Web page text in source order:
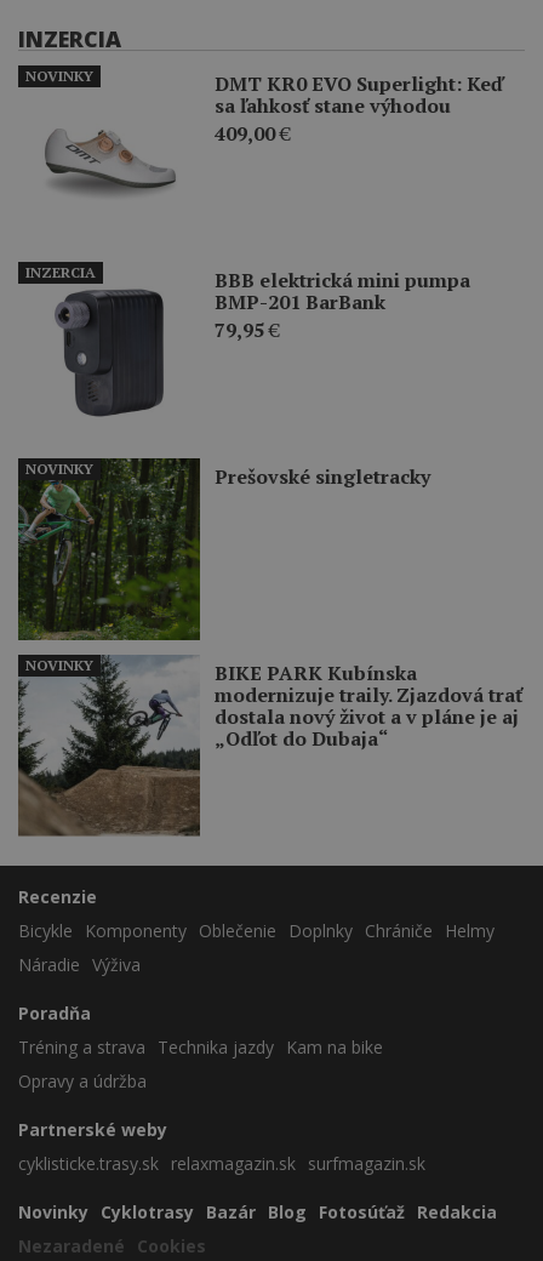
INZERCIA
DMT KR0 EVO Superlight: Keď
sa ľahkosť stane výhodou
409,00€
NOVINKY
BBB elektrická mini pumpa
BMP-201 BarBank
79,95€
INZERCIA
Prešovské singletracky
NOVINKY
BIKE PARK Kubínska
modernizuje traily. Zjazdová trať
dostala nový život a v pláne je aj
„Odľot do Dubaja“
NOVINKY
Recenzie
Bicykle
Komponenty Oblečenie Doplnky Chrániče
Helmy
Náradie Výživa
Poradňa
Tréning a strava
Technika jazdy
Kam na bike
Opravy a údržba
Partnerské weby
cyklisticke.trasy.sk relaxmagazin.sk surfmagazin.sk
Novinky Cyklotrasy Bazár Blog Fotosúťaž Redakcia
Nezaradené
Cookies